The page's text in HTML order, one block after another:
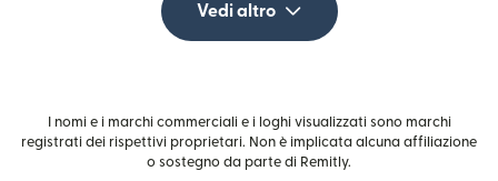
Vedi altro
I nomi e i marchi commerciali e i loghi visualizzati sono marchi
registrati dei rispettivi proprietari. Non è implicata alcuna affiliazione
o sostegno da parte di Remitly.